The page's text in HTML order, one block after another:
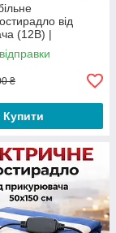
від
(12В) |
50×150 см (35
₴
Купити